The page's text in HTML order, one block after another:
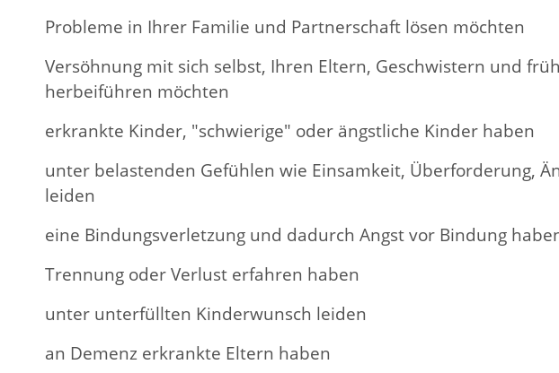
Probleme in Ihrer Familie und Partnerschaft lösen möchten
Versöhnung mit sich selbst, Ihren Eltern, Geschwistern und
herbeiführen möchten
erkrankte Kinder, "schwierige" oder ängstliche Kinder haben
unter belastenden Gefühlen wie Einsamkeit, Überforderung,
leiden
eine Bindungsverletzung und dadurch Angst vor Bindung
Trennung oder Verlust erfahren haben
unter unterfüllten Kinderwunsch leiden
an Demenz erkrankte Eltern haben